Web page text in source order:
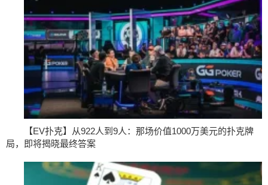
【EV扑克】从922人到9人：那场价值1000万美元的扑克牌
局，即将揭晓最终答案